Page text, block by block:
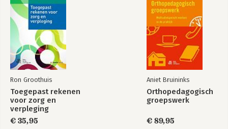
Ron Groothuis
Toegepast rekenen
voor zorg en
verpleging
€ 35,95
Aniet Bruininks
Orthopedagogisch
groepswerk
€ 89,95